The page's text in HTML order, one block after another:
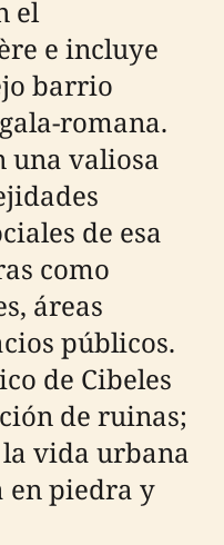
el
e incluye
barrio
romana.
una valiosa
de esa
como
áreas
públicos.
de Cibeles
de ruinas;
vida urbana
en piedra y